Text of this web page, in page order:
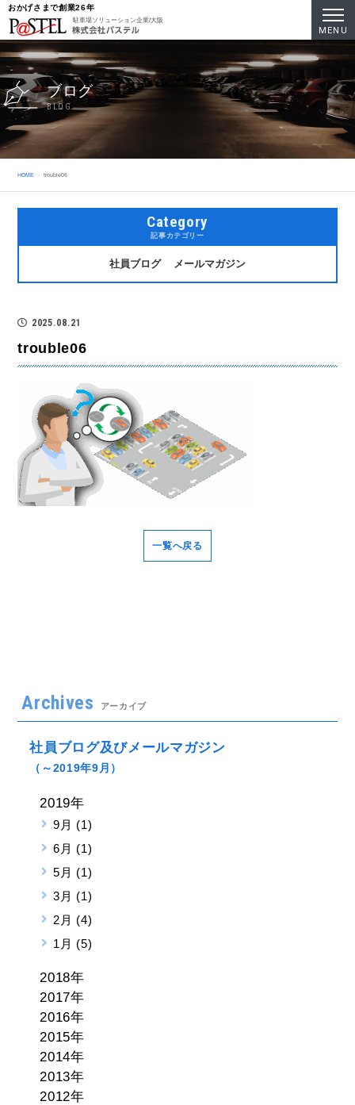
おかげさまで創業26年
駐車場ソリューション企業/大阪
ブログ
BLOG
HOME trouble06
Category
記事カテゴリー
社員ブログ メールマガジン
2025.08.21
trouble06
一覧へ戻る
Archives アーカイブ
社員ブログ及びメールマガジン
（～2019年9月）
2019年
9月 (1)
6月 (1)
5月 (1)
3月 (1)
2月 (4)
1月 (5)
2018年
2017年
2016年
2015年
2014年
2013年
2012年
MENU